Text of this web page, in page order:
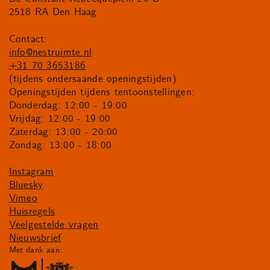
2518 RA Den Haag
Contact:
info@nestruimte.nl
+31 70 3653186
(tijdens ondersaande openingstijden)
Openingstijden tijdens tentoonstellingen:
Donderdag: 12:00 - 19:00
Vrijdag: 12:00 - 19:00
Zaterdag: 13:00 - 20:00
Zondag: 13:00 - 18:00
Instagram
Bluesky
Vimeo
Huisregels
Veelgestelde vragen
Nieuwsbrief
Met dank aan: